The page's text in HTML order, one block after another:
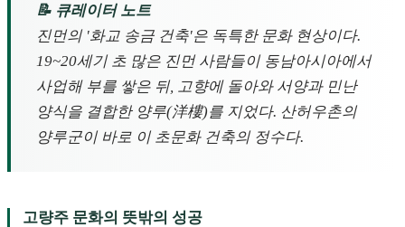
📝 큐레이터 노트
진먼의 '화교 송금 건축'은 독특한 문화 현상이다.
19~20세기 초 많은 진먼 사람들이 동남아시아에서
사업해 부를 쌓은 뒤, 고향에 돌아와 서양과 민난
양식을 결합한 양루(洋樓)를 지었다. 산허우촌의
양루군이 바로 이 초문화 건축의 정수다.
고량주 문화의 뜻밖의 성공